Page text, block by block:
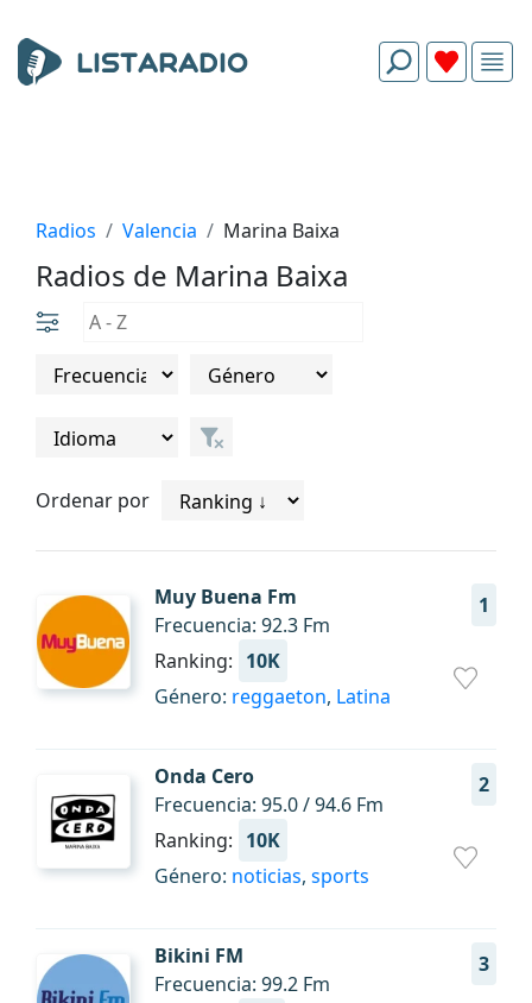
Radios Valencia Marina Baixa
Radios de Marina Baixa
Ordenar por
Muy Buena Fm 1
Frecuencia: 92.3 Fm
Ranking: 10K
Género: reggaeton, Latina
Onda Cero 2
Frecuencia: 95.0 / 94.6 Fm
Ranking: 10K
Género: noticias, sports
Bikini FM 3
Frecuencia: 99.2 Fm